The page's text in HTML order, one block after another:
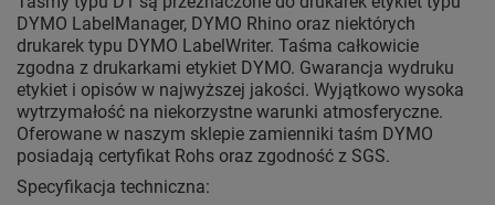
DYMO LabelManager, DYMO Rhino oraz niektórych
drukarek typu DYMO LabelWriter. Taśma całkowicie
zgodna z drukarkami etykiet DYMO. Gwarancja wydruku
etykiet i opisów w najwyższej jakości. Wyjątkowo wysoka
wytrzymałość na niekorzystne warunki atmosferyczne.
Oferowane w naszym sklepie zamienniki taśm DYMO
posiadają certyfikat Rohs oraz zgodność z SGS.
Specyfikacja techniczna: